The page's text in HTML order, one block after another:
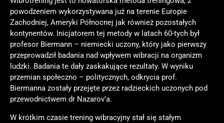
powodzeniem wykorzystywana już na terenie Europie
Zachodniej, Ameryki Północnej jak również pozostałych
kontynentów. Inicjatorem tej metody w latach 60-tych był
profesor Biermann – niemiecki uczony, który jako pierwszy
przeprowadził badania nad wpływem wibracji na organizm
ludzki. Badania te dały zaskakujące rezultaty. W wyniku
przemian społeczno – politycznych, odkrycia prof.
Biermanna zostały przejęte przez radzieckich uczonych pod
przewodnictwem dr Nazarov’a.
W krótkim czasie trening wibracyjny stał się stałym